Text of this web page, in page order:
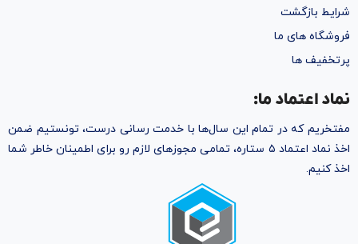
شرایط بازگشت
فروشگاه های ما
پرتخفیف ها
نماد اعتماد ما:
مفتخریم که در تمام این سال‌ها با خدمت رسانی درست، تونستیم ضمن
اخذ نماد اعتماد ۵ ستاره، تمامی مجوز‌های لازم رو برای اطمینان خاطر شما
اخذ کنیم.